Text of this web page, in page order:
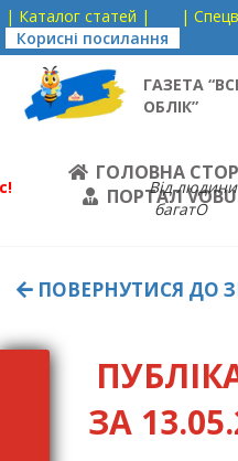
| Каталог статей |
|
Корисні посилання
ГАЗЕТА
ОБЛІК”
ГОЛОВНА
ПОРТАЛ
Від
багатО
ПОВЕРНУТИСЯ ДО
ЗА